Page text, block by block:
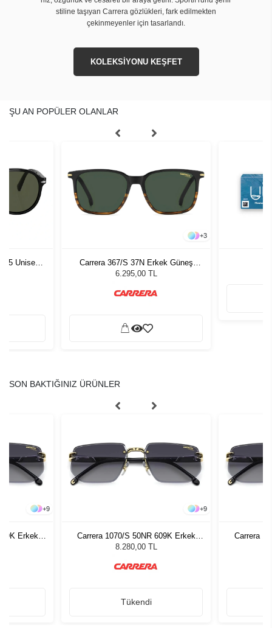
stiline taşıyan Carrera gözlükleri, fark edilmekten
çekinmeyenler için tasarlandı.
KOLEKSİYONU KEŞFET
ŞU AN POPÜLER OLANLAR
55 Unisex
+3
Carrera 367/S 37N Erkek Güneş
Gözlüğü
6.295,00 TL
SON BAKTIĞINIZ ÜRÜNLER
+9
Erkek
+9
Carrera 1070/S 50NR 609K Erkek
Güneş Gözlüğü
8.280,00 TL
Tükendi
Carrera